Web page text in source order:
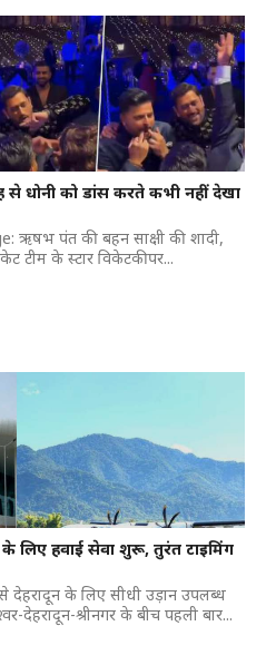
धोनी को डांस करते कभी नहीं देखा
ऋषभ पंत की बहन साक्षी की शादी,
टीम के स्टार विकेटकीपर...
लिए हवाई सेवा शुरू, तुरंत टाइमिंग
देहरादून के लिए सीधी उड़ान उपलब्ध
देहरादून-श्रीनगर के बीच पहली बार...